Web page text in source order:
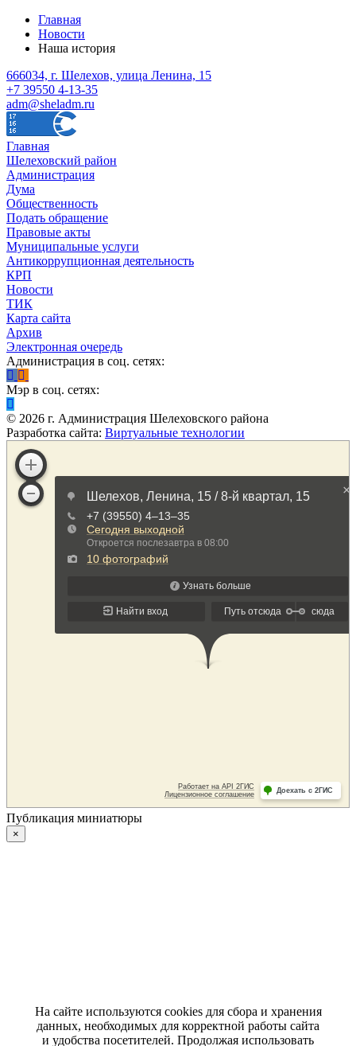
Главная
Новости
Наша история
666034, г. Шелехов, улица Ленина, 15
+7 39550 4-13-35
adm@sheladm.ru
Главная
Шелеховский район
Администрация
Дума
Общественность
Подать обращение
Правовые акты
Муниципальные услуги
Антикоррупционная деятельность
КРП
Новости
ТИК
Карта сайта
Архив
Электронная очередь
Администрация в соц. сетях:
Мэр в соц. сетях:
© 2026 г. Администрация Шелеховского района
Разработка сайта: Виртуальные технологии
Публикация миниатюры
×
На сайте используются cookies для сбора и хранения
данных, необходимых для корректной работы сайта
и удобства посетителей. Продолжая использовать